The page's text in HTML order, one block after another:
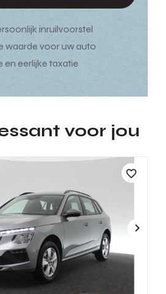
inruilvoorstel
waarde voor uw auto
en eerlijke taxatie
voor jou